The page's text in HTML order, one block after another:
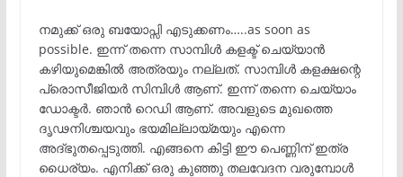
നമുക്ക് ഒരു ബയോപ്സി എടുക്കണം…..as soon as
possible. ഇന്ന് തന്നെ സാമ്പിൾ കളക്ട് ചെയ്യാൻ
കഴിയുമെങ്കിൽ അത്രയും നല്ലത്. സാമ്പിൾ കളക്ഷന്റെ
പ്രൊസീജിയർ സിമ്പിൾ ആണ്. ഇന്ന് തന്നെ ചെയ്യാം
ഡോക്ടർ. ഞാൻ റെഡി ആണ്. അവളുടെ മുഖത്തെ
ദൃഢനിശ്ചയവും ഭയമില്ലായ്മയും എന്നെ
അദ്‌ഭുതപ്പെടുത്തി. എങ്ങനെ കിട്ടി ഈ പെണ്ണിന് ഇത്ര
ധൈര്യം. എനിക്ക് ഒരു കുഞ്ഞു തലവേദന വരുമ്പോൾ